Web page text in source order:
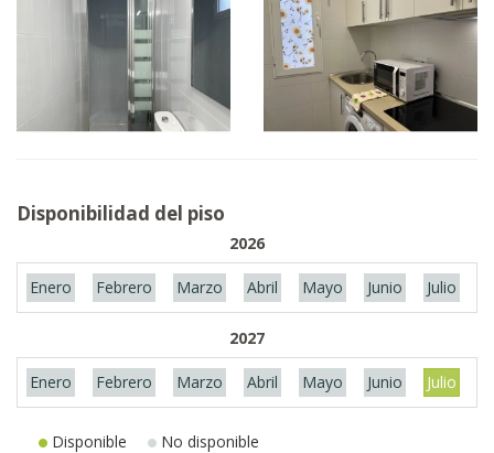
Disponibilidad del piso
2026
Enero Febrero Marzo Abril Mayo Junio Julio
2027
Enero Febrero Marzo Abril Mayo Junio Julio
Disponible No disponible